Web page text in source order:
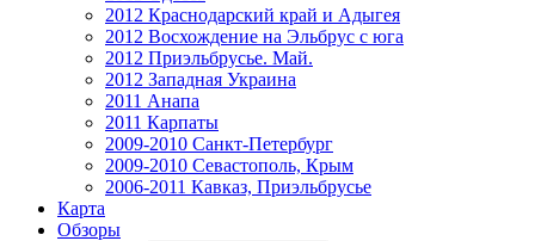
2012 Краснодарский край и Адыгея
2012 Восхождение на Эльбрус с юга
2012 Приэльбрусье. Май.
2012 Западная Украина
2011 Анапа
2011 Карпаты
2009-2010 Санкт-Петербург
2009-2010 Севастополь, Крым
2006-2011 Кавказ, Приэльбрусье
Карта
Обзоры